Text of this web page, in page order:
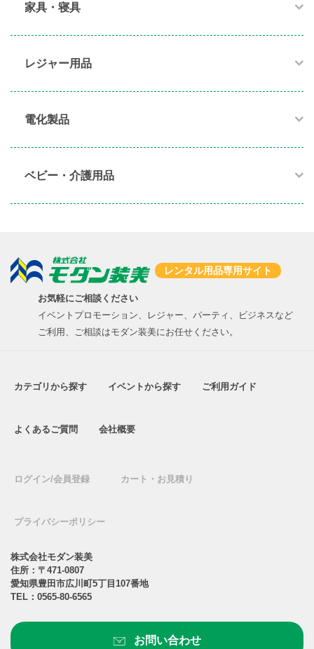
家具・寝具​
レジャー用品
電化製品​
ベビー・介護用品​
レンタル用品専用サイト
お気軽にご相談ください
イベントプロモーション、レジャー、パーティ、ビジネスなど
ご利用、ご相談はモダン装美にお任せください。
カテゴリから探す イベントから探す ご利用ガイド
よくあるご質問 会社概要
ログイン/会員登録 カート・お見積り
プライバシーポリシー
株式会社モダン装美
住所：〒471-0807
愛知県豊田市広川町5丁目107番地
TEL： 0565-80-6565
お問い合わせ